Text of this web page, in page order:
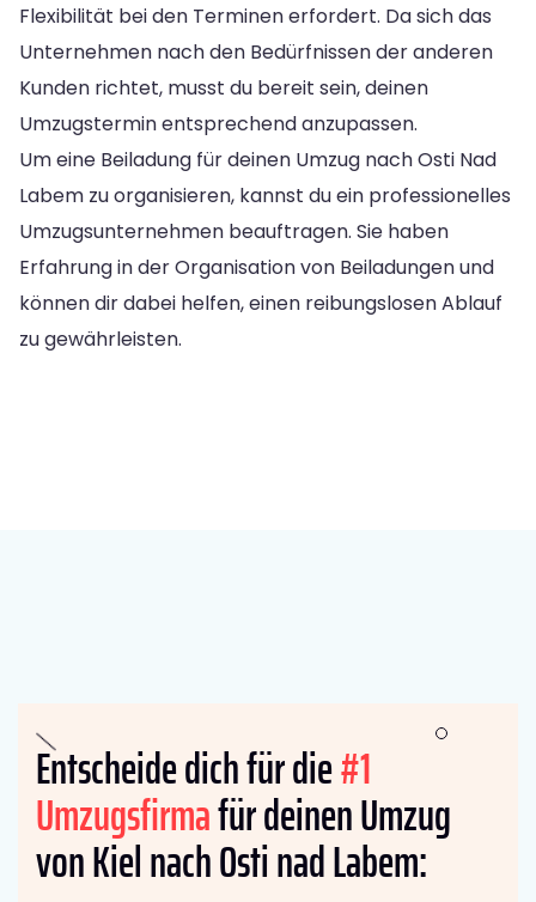
Flexibilität bei den Terminen erfordert. Da sich das
Unternehmen nach den Bedürfnissen der anderen
Kunden richtet, musst du bereit sein, deinen
Umzugstermin entsprechend anzupassen.
Um eine Beiladung für deinen Umzug nach Osti Nad
Labem zu organisieren, kannst du ein professionelles
Umzugsunternehmen beauftragen. Sie haben
Erfahrung in der Organisation von Beiladungen und
können dir dabei helfen, einen reibungslosen Ablauf
zu gewährleisten.
Entscheide dich für die#1
Umzugsfirmafür deinen Umzug
von Kiel nach Osti nad Labem: